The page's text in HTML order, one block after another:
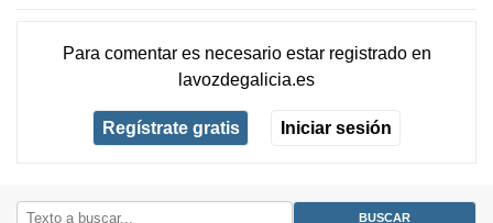
Para comentar es necesario estar registradoen
lavozdegalicia.es
Regístrate gratis Iniciar sesión